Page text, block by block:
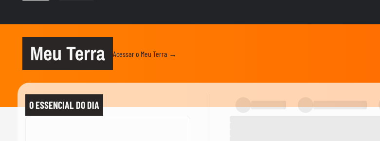
Meu Terra Acessar o Meu Terra →
O ESSENCIAL DO DIA